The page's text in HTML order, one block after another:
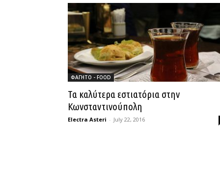
ΦΑΓΗΤΟ - FOOD
Τα καλύτερα εστιατόρια στην
Κωνσταντινούπολη
Electra Asteri - July 22, 2016